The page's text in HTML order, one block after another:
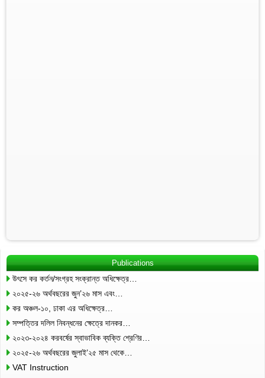
Publications
উৎসে কর কর্তন/সংগ্রহ সংক্রান্ত অধিক্ষেত্র…
২০২৫-২৬ অর্থবছরের জুন’২৬ মাস এবং…
কর অঞ্চল-১০, ঢাকা এর অধিক্ষেত্র…
সম্পত্তির দলিল নিবন্ধনের ক্ষেত্রে দানকর…
২০২৩-২০২৪ করবর্ষের স্বাভাবিক ব্যক্তি শ্রেণির…
২০২৫-২৬ অর্থবছরের জুলাই’২৫ মাস থেকে…
VAT Instruction